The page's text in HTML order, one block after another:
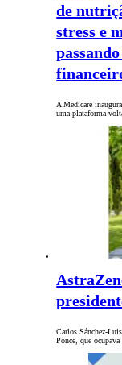
de
stress e
A Medicare
uma plataforma
Carlos Sánchez-
Ponce, que